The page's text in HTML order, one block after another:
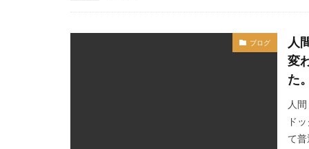
ブログ
人
変
た。
人
ド
て